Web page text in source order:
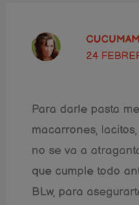
24
Para darle pasta
macarrones,
no se va a
que cumple todo
BLw, para